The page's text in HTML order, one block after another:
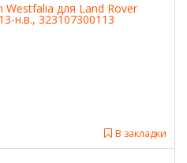
Westfalia для Land Rover
н.в., 323107300113
В закладки